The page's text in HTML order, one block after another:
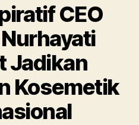
CEO
Jadikan
Kosemetik